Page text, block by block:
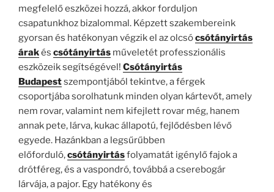
megfelelő eszközei hozzá, akkor forduljon
csapatunkhoz bizalommal. Képzett szakembereink
gyorsan és hatékonyan végzik el az olcsócsótányirtás
árakés csótányirtás műveletét professzionális
eszközeik segítségével! Csótányirtás
Budapestszempontjából tekintve, a férgek
csoportjába sorolhatunk minden olyan kártevőt, amely
nem rovar, valamint nem kifejlett rovar még, hanem
annak pete, lárva, kukac állapotú, fejlődésben lévő
egyede. Hazánkban a legsűrűbben
előforduló,csótányirtásfolyamatát igénylő fajok a
drótféreg, és a vaspondró, továbbá a cserebogár
lárvája, a pajor. Egy hatékony és